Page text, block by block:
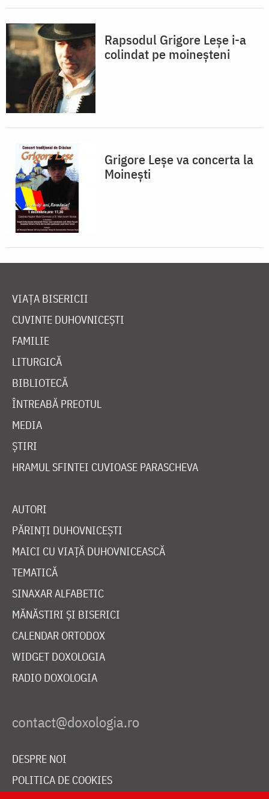
Rapsodul Grigore Leşe i-a
colindat pe moineşteni
Grigore Leşe va concerta la
Moineşti
VIAȚA BISERICII
CUVINTE DUHOVNICEȘTI
FAMILIE
LITURGICĂ
BIBLIOTECĂ
ÎNTREABĂ PREOTUL
MEDIA
ȘTIRI
HRAMUL SFINTEI CUVIOASE PARASCHEVA
AUTORI
PĂRINȚI DUHOVNICEȘTI
MAICI CU VIAȚĂ DUHOVNICEASCĂ
TEMATICĂ
SINAXAR ALFABETIC
MĂNĂSTIRI ȘI BISERICI
CALENDAR ORTODOX
WIDGET DOXOLOGIA
RADIO DOXOLOGIA
DESPRE NOI
POLITICA DE COOKIES